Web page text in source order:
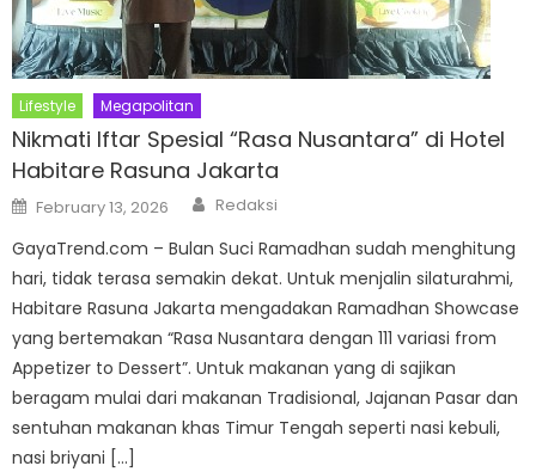
Lifestyle Megapolitan
Nikmati Iftar Spesial “Rasa Nusantara” di Hotel
Habitare Rasuna Jakarta
Posted
on
February 13, 2026 Author
Redaksi
GayaTrend.com – Bulan Suci Ramadhan sudah menghitung
hari, tidak terasa semakin dekat. Untuk menjalin silaturahmi,
Habitare Rasuna Jakarta mengadakan Ramadhan Showcase
yang bertemakan “Rasa Nusantara dengan 111 variasi from
Appetizer to Dessert”. Untuk makanan yang di sajikan
beragam mulai dari makanan Tradisional, Jajanan Pasar dan
sentuhan makanan khas Timur Tengah seperti nasi kebuli,
nasi briyani […]